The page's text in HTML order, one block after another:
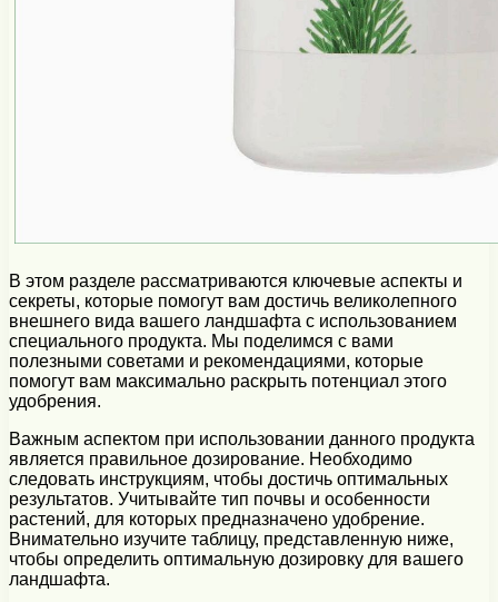
В этом разделе рассматриваются ключевые аспекты и
секреты, которые помогут вам достичь великолепного
внешнего вида вашего ландшафта с использованием
специального продукта. Мы поделимся с вами
полезными советами и рекомендациями, которые
помогут вам максимально раскрыть потенциал этого
удобрения.
Важным аспектом при использовании данного продукта
является правильное дозирование. Необходимо
следовать инструкциям, чтобы достичь оптимальных
результатов. Учитывайте тип почвы и особенности
растений, для которых предназначено удобрение.
Внимательно изучите таблицу, представленную ниже,
чтобы определить оптимальную дозировку для вашего
ландшафта.